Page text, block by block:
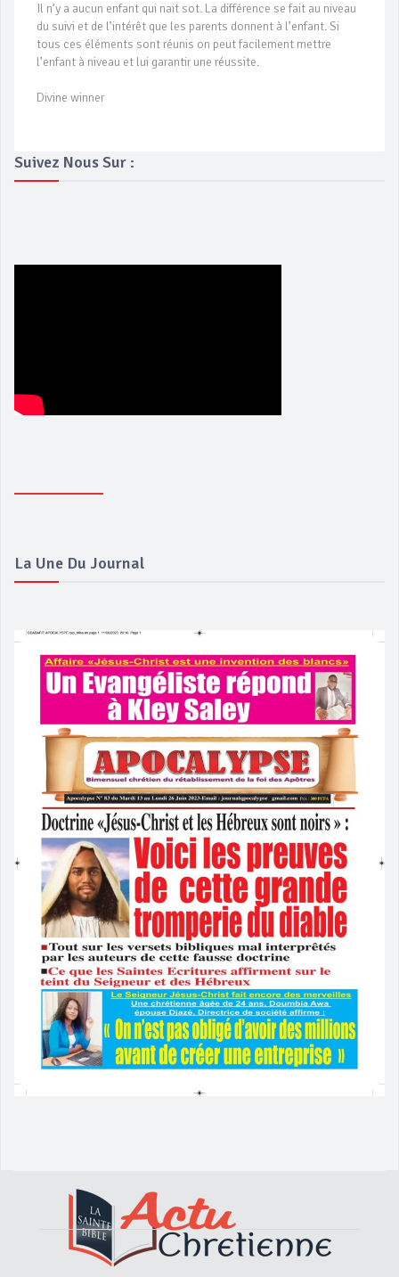
Il n’y a aucun enfant qui nait sot. La différence se fait au niveau
du suivi et de l’intérêt que les parents donnent à l’enfant. Si
tous ces éléments sont réunis on peut facilement mettre
l’enfant à niveau et lui garantir une réussite.
Divine winner
Suivez Nous Sur :
La Une Du Journal